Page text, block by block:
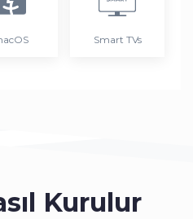
Smart TVs
Kurulur